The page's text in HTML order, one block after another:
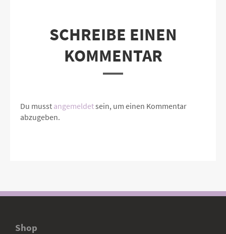
SCHREIBE EINEN
KOMMENTAR
Du musst angemeldetsein, um einen Kommentar
abzugeben.
Shop